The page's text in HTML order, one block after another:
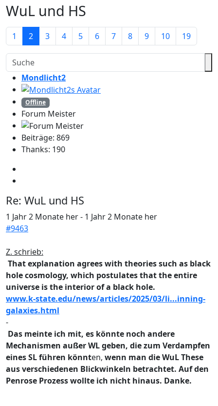
WuL und HS
1 2 3 4 5 6 7 8 9 10 19
Mondlicht2
Offline
Forum Meister
Beiträge: 869
Thanks: 190
Re: WuL und HS
1 Jahr 2 Monate her- 1 Jahr 2 Monate her
#9463
Z. schrieb:
That explanation agrees with theories such as black
hole cosmology, which postulates that the entire
universe is the interior of a black hole.
www.k-state.edu/news/articles/2025/03/li...inning-
galaxies.html
-
Das meinte ich mit, es könnte noch andere
Mechanismen außer WL geben, die zum Verdampfen
eines SL führen könnten, wenn man die WuL These
aus verschiedenen Blickwinkeln betrachtet. Auf den
Penrose Prozess wollte ich nicht hinaus. Danke.